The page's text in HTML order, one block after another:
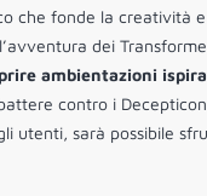
che fonde la creatività
dei
ambientazioni
contro i
utenti, sarà possibile